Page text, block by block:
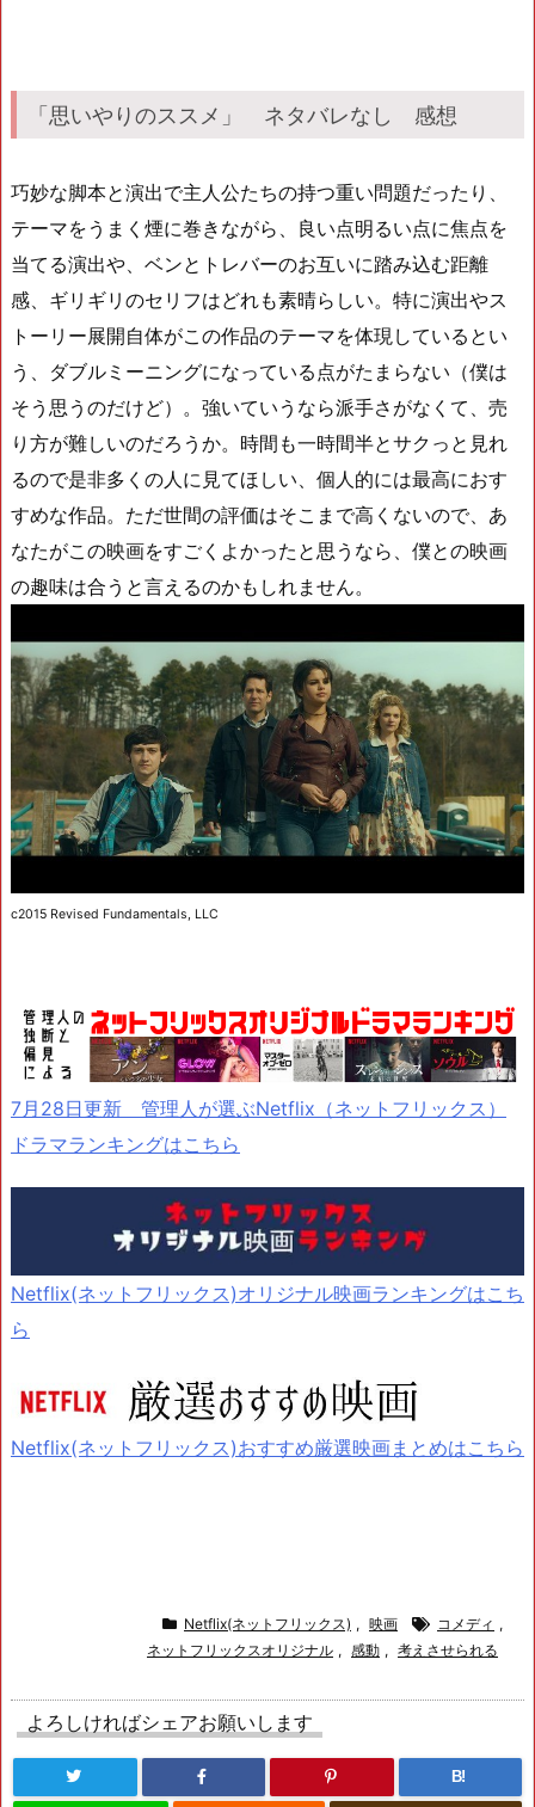
「思いやりのススメ」 ネタバレなし 感想
巧妙な脚本と演出で主人公たちの持つ重い問題だったり、
テーマをうまく煙に巻きながら、良い点明るい点に焦点を
当てる演出や、ベンとトレバーのお互いに踏み込む距離
感、ギリギリのセリフはどれも素晴らしい。特に演出やス
トーリー展開自体がこの作品のテーマを体現しているとい
う、ダブルミーニングになっている点がたまらない（僕は
そう思うのだけど）。強いていうなら派手さがなくて、売
り方が難しいのだろうか。時間も一時間半とサクっと見れ
るので是非多くの人に見てほしい、個人的には最高におす
すめな作品。ただ世間の評価はそこまで高くないので、あ
なたがこの映画をすごくよかったと思うなら、僕との映画
の趣味は合うと言えるのかもしれません。
c2015 Revised Fundamentals, LLC
7月28日更新 管理人が選ぶNetflix（ネットフリックス）
ドラマランキングはこちら
Netflix(ネットフリックス)オリジナル映画ランキングはこち
ら
Netflix(ネットフリックス)おすすめ厳選映画まとめはこちら
Netflix(ネットフリックス) , 映画 コメディ ,
ネットフリックスオリジナル , 感動 , 考えさせられる
よろしければシェアお願いします
B!